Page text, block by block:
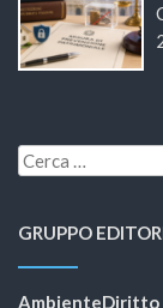
GRUPPO
AmbienteDiritto